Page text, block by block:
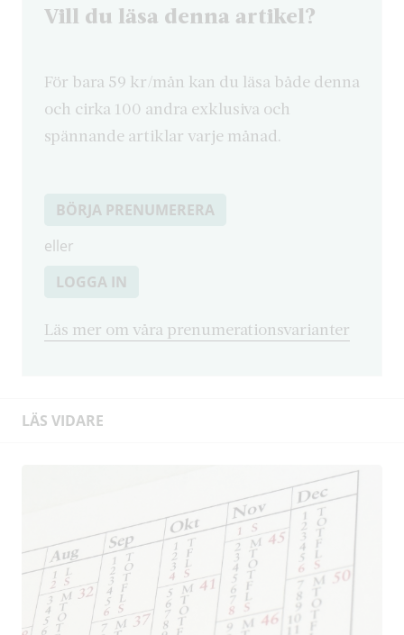
Vill du läsa denna artikel?
För bara 59 kr/mån kan du läsa både denna
och cirka 100 andra exklusiva och
spännande artiklar varje månad.
BÖRJA PRENUMERERA
eller
LOGGA IN
Läs mer om våra prenumerationsvarianter
LÄS VIDARE